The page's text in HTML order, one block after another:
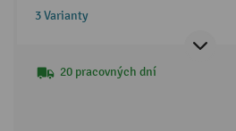
3 Varianty
20 pracovných dní